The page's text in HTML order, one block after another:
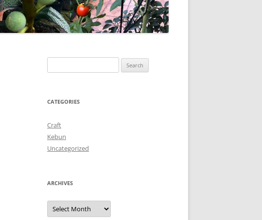
for:
CATEGORIES
Craft
Kebun
Uncategorized
ARCHIVES
Archives